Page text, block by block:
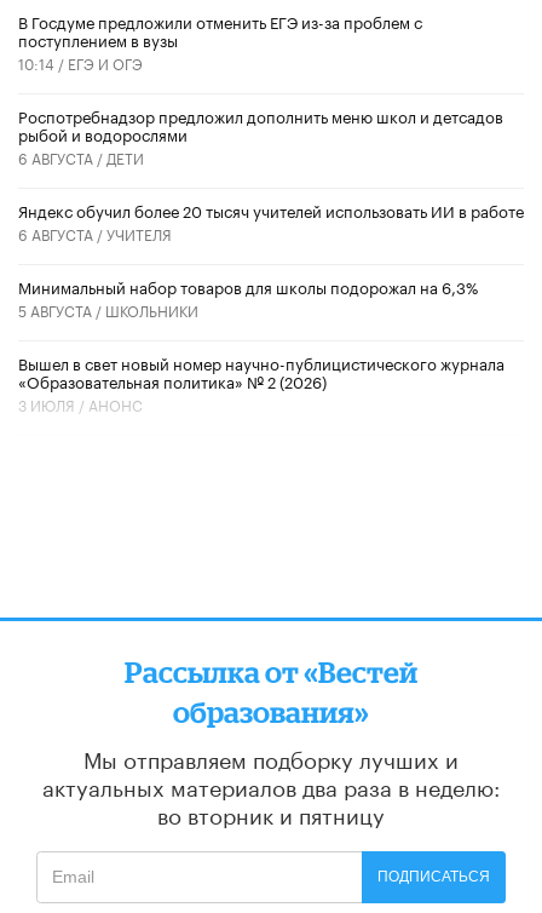
В Госдуме предложили отменить ЕГЭ из-за проблем с
поступлением в вузы
10:14 / ЕГЭ И ОГЭ
Роспотребнадзор предложил дополнить меню школ и детсадов
рыбой и водорослями
6 АВГУСТА / ДЕТИ
​Яндекс обучил более 20 тысяч учителей использовать ИИ в работе
6 АВГУСТА /УЧИТЕЛЯ
Минимальный набор товаров для школы подорожал на 6,3%
5 АВГУСТА / ШКОЛЬНИКИ
Вышел в свет новый номер научно-публицистического журнала
«Образовательная политика» № 2 (2026)
3 ИЮЛЯ / АНОНС
Рассылка от «Вестей
образования»
Мы отправляем подборку лучших и
актуальных материалов два раза в неделю:
во вторник и пятницу
ПОДПИСАТЬСЯ